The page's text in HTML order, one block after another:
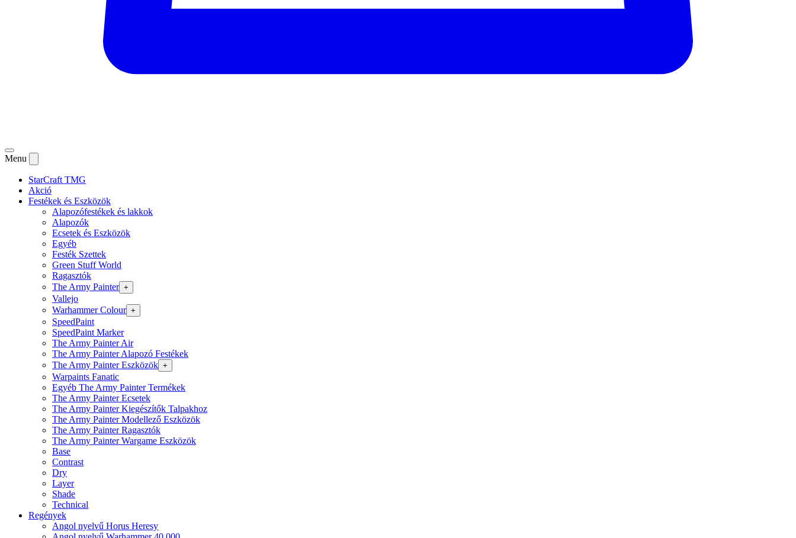
Menu
StarCraft TMG
Akció
Festékek és Eszközök
Alapozófestékek és lakkok
Alapozók
Ecsetek és Eszközök
Egyéb
Festék Szettek
Green Stuff World
Ragasztók
The Army Painter +
Vallejo
Warhammer Colour +
SpeedPaint
SpeedPaint Marker
The Army Painter Air
The Army Painter Alapozó Festékek
The Army Painter Eszközök +
Warpaints Fanatic
Egyéb The Army Painter Termékek
The Army Painter Ecsetek
The Army Painter Kiegészítők Talpakhoz
The Army Painter Modellező Eszközök
The Army Painter Ragasztók
The Army Painter Wargame Eszközök
Base
Contrast
Dry
Layer
Shade
Technical
Regények
Angol nyelvű Horus Heresy